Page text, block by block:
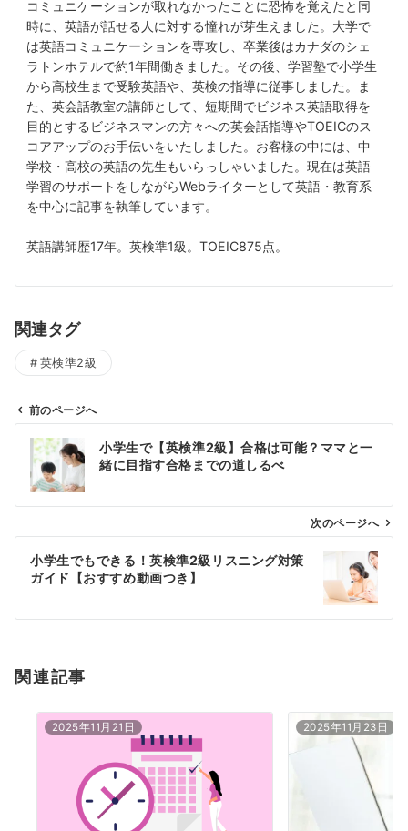
コミュニケーションが取れなかったことに恐怖を覚えたと同
時に、英語が話せる人に対する憧れが芽生えました。大学で
は英語コミュニケーションを専攻し、卒業後はカナダのシェ
ラトンホテルで約1年間働きました。その後、学習塾で小学生
から高校生まで受験英語や、英検の指導に従事しました。ま
た、英会話教室の講師として、短期間でビジネス英語取得を
目的とするビジネスマンの方々への英会話指導やTOEICのス
コアアップのお手伝いをいたしました。お客様の中には、中
学校・高校の英語の先生もいらっしゃいました。現在は英語
学習のサポートをしながらWebライターとして英語・教育系
を中心に記事を執筆しています。
英語講師歴17年。英検準1級。TOEIC875点。
関連タグ
英検準2級
ン
前のページへ
小学生で【英検準2級】合格は可能？ママと一
緒に目指す合格までの道しるべ
次のページへ
小学生でもできる！英検準2級リスニング対策
ガイド【おすすめ動画つき】
関連記事
2025年11月21日 2025年11月23日